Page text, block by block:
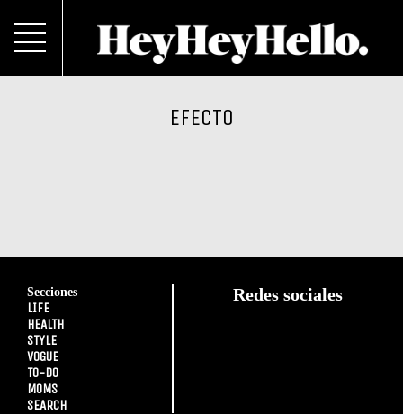
EFECTO
Secciones
LIFE
HEALTH
STYLE
VOGUE
TO-DO
MOMS
SEARCH
Redes sociales